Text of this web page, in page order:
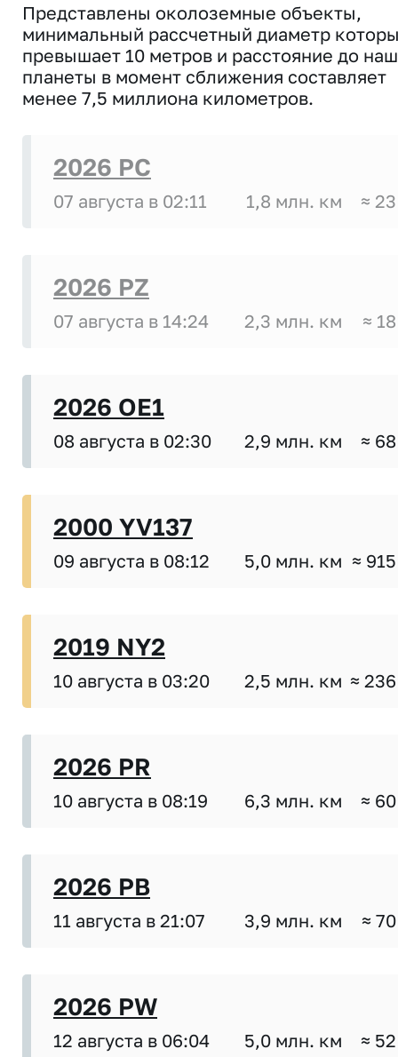
Представлены околоземные объекты,
минимальный рассчетный диаметр
превышает 10 метров и расстояние до
планеты в момент сближения составляет
менее 7,5 миллиона километров.
2026 PC
07 августа в 02:11 1,8 млн. км ≈
2026 PZ
07 августа в 14:24 2,3 млн. км ≈
2026 OE1
08 августа в 02:30 2,9 млн. км ≈
2000 YV137
09 августа в 08:12 5,0 млн. км ≈
2019 NY2
10 августа в 03:20 2,5 млн. км ≈
2026 PR
10 августа в 08:19 6,3 млн. км ≈
2026 PB
11 августа в 21:07 3,9 млн. км ≈
2026 PW
12 августа в 06:04 5,0 млн. км ≈